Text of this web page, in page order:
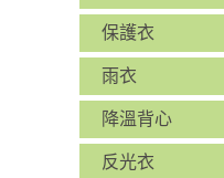
保護衣
雨衣
降溫背心
反光衣